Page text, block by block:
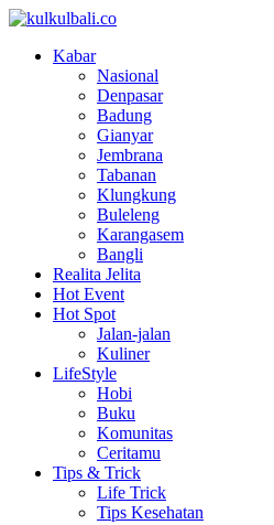
Kabar
Nasional
Denpasar
Badung
Gianyar
Jembrana
Tabanan
Klungkung
Buleleng
Karangasem
Bangli
Realita Jelita
Hot Event
Hot Spot
Jalan-jalan
Kuliner
LifeStyle
Hobi
Buku
Komunitas
Ceritamu
Tips & Trick
Life Trick
Tips Kesehatan